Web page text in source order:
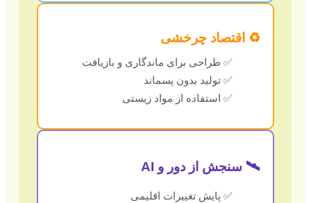
♻️ اقتصاد چرخشی
✅ طراحی برای ماندگاری و بازیافت
✅ تولید بدون پسماند
✅ استفاده از مواد زیستی
🛰️ سنجش از دور و AI
✅ پایش تغییرات اقلیمی